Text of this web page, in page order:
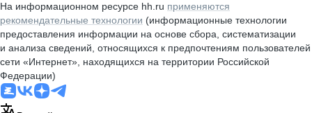
На информационном ресурсе hh.ru применяются
рекомендательные технологии (информационные технологии
предоставления информации на основе сбора, систематизации
и анализа сведений, относящихся к предпочтениям пользователей
сети «Интернет», находящихся на территории Российской
Федерации)